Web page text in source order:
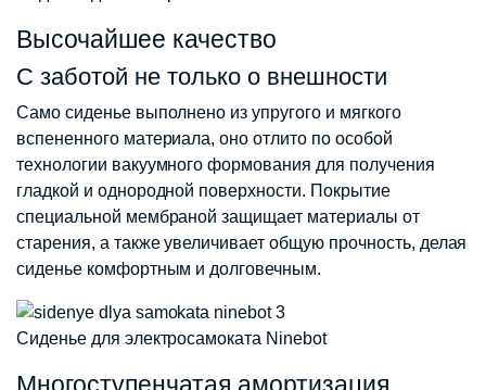
Высочайшее качество
С заботой не только о внешности
Само сиденье выполнено из упругого и мягкого
вспененного материала, оно отлито по особой
технологии вакуумного формования для получения
гладкой и однородной поверхности. Покрытие
специальной мембраной защищает материалы от
старения, а также увеличивает общую прочность, делая
сиденье комфортным и долговечным.
Сиденье для электросамоката Ninebot